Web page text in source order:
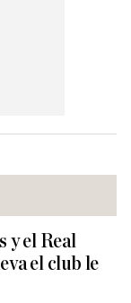
y el Real
el club le